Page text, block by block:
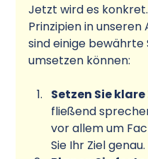
Jetzt wird es
Prinzipien in
sind einige
umsetzen können:
Setzen Sie klare
fließend
vor allem um
Sie Ihr Ziel genau.